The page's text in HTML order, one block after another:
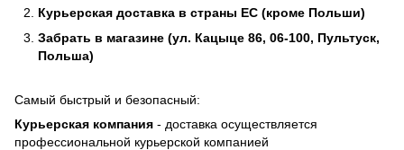
Курьерская доставка в страны ЕС (кроме Польши)
Забрать в магазине (ул. Кацыце 86, 06-100, Пультуск,
Польша)
Самый быстрый и безопасный:
Курьерская компания - доставка осуществляется
профессиональной курьерской компанией